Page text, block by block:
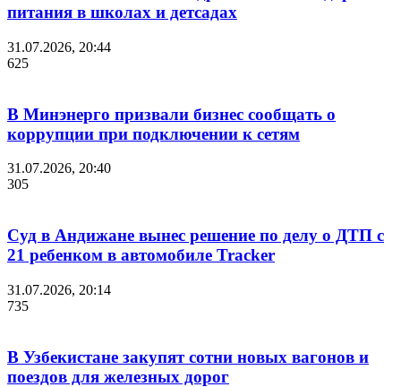
питания в школах и детсадах
31.07.2026, 20:44
625
В Минэнерго призвали бизнес сообщать о
коррупции при подключении к сетям
31.07.2026, 20:40
305
Суд в Андижане вынес решение по делу о ДТП с
21 ребенком в автомобиле Tracker
31.07.2026, 20:14
735
В Узбекистане закупят сотни новых вагонов и
поездов для железных дорог